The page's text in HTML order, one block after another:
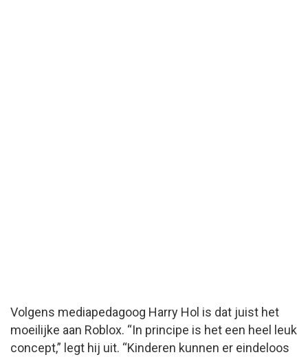
Volgens mediapedagoog Harry Hol is dat juist het
moeilijke aan Roblox. “In principe is het een heel leuk
concept,” legt hij uit. “Kinderen kunnen er eindeloos